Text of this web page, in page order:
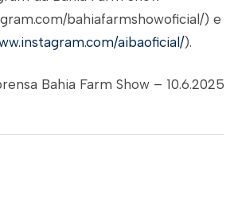
bahiafarmshowoficial/) e
aibaoficial/).
Bahia Farm Show – 10.6.2025